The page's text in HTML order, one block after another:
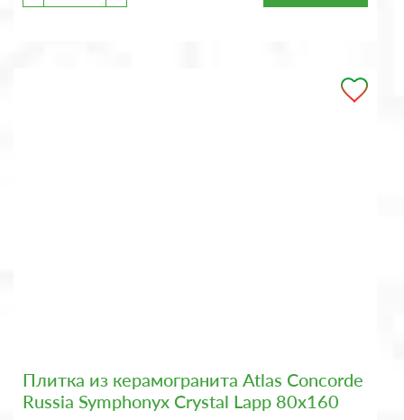
Плитка из керамогранита Atlas Concorde
Russia Symphonyx Crystal Lapp 80x160